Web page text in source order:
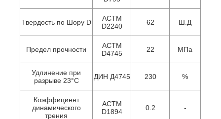
Твердость по Шору D
АСТМ
D2240
62 Ш.Д
Предел прочности
АСТМ
D4745
22 МПа
Удлинение при
разрыве 23°С
ДИН Д4745 230 %
Коэффициент
динамического
трения
АСТМ
D1894
0.2 -